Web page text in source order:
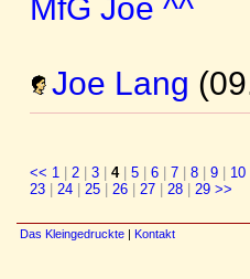
MfG Joe ^^
Joe Lang
<< 1 2 3 4| 5 6 7 8 9 10
23
24 25 26 27 28 29 >>
Das Kleingedruckte | Kontakt